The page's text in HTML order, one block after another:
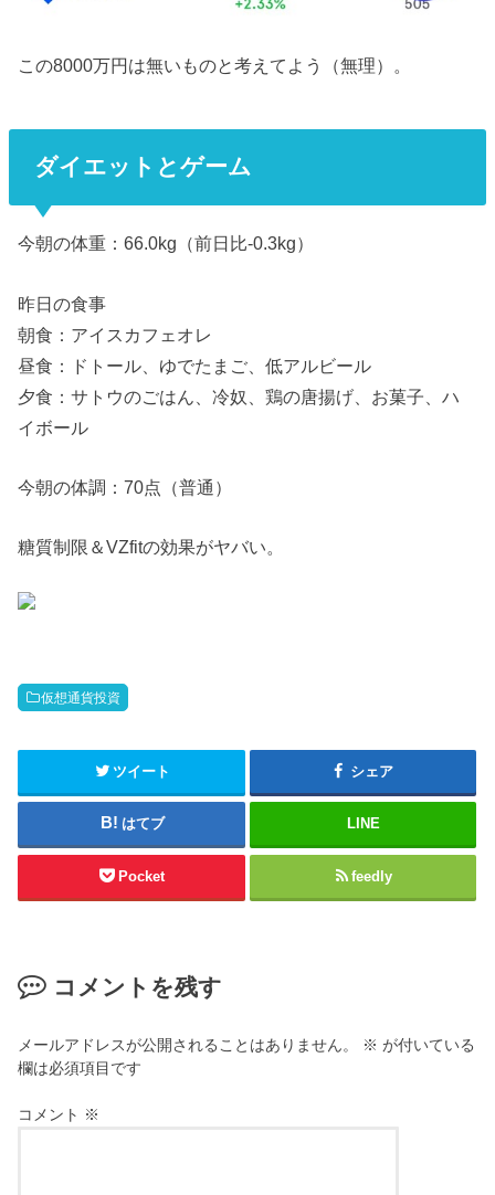
この8000万円は無いものと考えてよう（無理）。
ダイエットとゲーム
今朝の体重：66.0kg（前日比-0.3kg）
昨日の食事
朝食：アイスカフェオレ
昼食：ドトール、ゆでたまご、低アルビール
夕食：サトウのごはん、冷奴、鶏の唐揚げ、お菓子、ハ
イボール
今朝の体調：70点（普通）
糖質制限＆VZfitの効果がヤバい。
仮想通貨投資
ツイート シェア
はてブ LINE
Pocket feedly
コメントを残す
メールアドレスが公開されることはありません。 ※ が付いている
欄は必須項目です
コメント ※